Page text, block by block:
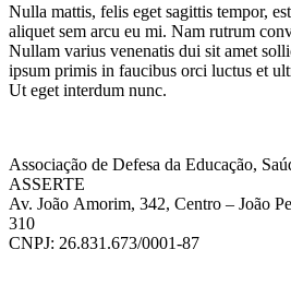
Nulla mattis, felis eget sagittis tempor,
aliquet sem arcu eu mi. Nam rutrum
Nullam varius venenatis dui sit amet
ipsum primis in faucibus orci luctus et
Ut eget interdum nunc.
Associação de Defesa da Educação,
ASSERTE
Av. João Amorim, 342, Centro – João
310
CNPJ: 26.831.673/0001-87